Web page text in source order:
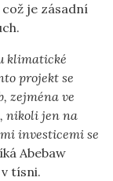
je zásadní
klimatické
projekt se
zejména ve
nikoli jen na
investicemi se
Abebaw
tísni.